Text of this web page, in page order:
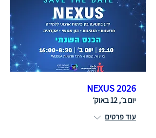
NEXUS 2026
יום ב׳, 12 באוק׳
עוד פרטים